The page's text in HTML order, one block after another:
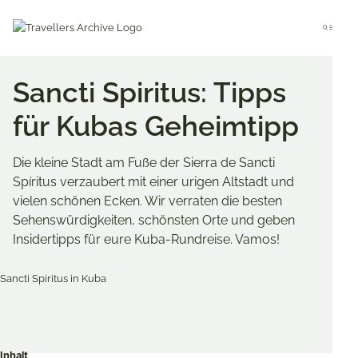
Menu
Sancti Spiritus: Tipps
für Kubas Geheimtipp
Die kleine Stadt am Fuße der Sierra de Sancti
Spíritus verzaubert mit einer urigen Altstadt und
vielen schönen Ecken. Wir verraten die besten
Sehenswürdigkeiten, schönsten Orte und geben
Insidertipps für eure Kuba-Rundreise. Vamos!
Inhalt